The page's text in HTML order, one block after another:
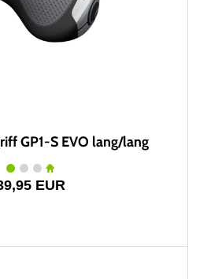
GP1-S EVO lang/lang
EUR